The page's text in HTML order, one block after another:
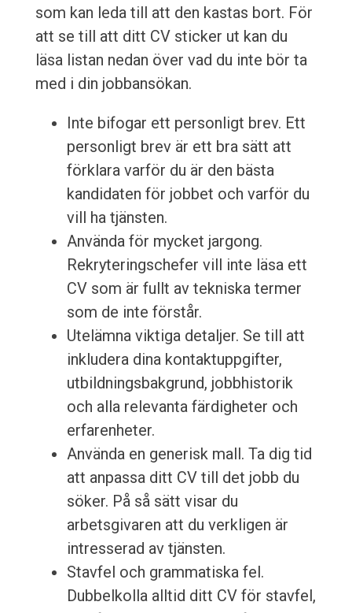
som kan leda till att den kastas bort. För
att se till att ditt CV sticker ut kan du
läsa listan nedan över vad du inte bör ta
med i din jobbansökan.
Inte bifogar ett personligt brev. Ett
personligt brev är ett bra sätt att
förklara varför du är den bästa
kandidaten för jobbet och varför du
vill ha tjänsten.
Använda för mycket jargong.
Rekryteringschefer vill inte läsa ett
CV som är fullt av tekniska termer
som de inte förstår.
Utelämna viktiga detaljer. Se till att
inkludera dina kontaktuppgifter,
utbildningsbakgrund, jobbhistorik
och alla relevanta färdigheter och
erfarenheter.
Använda en generisk mall. Ta dig tid
att anpassa ditt CV till det jobb du
söker. På så sätt visar du
arbetsgivaren att du verkligen är
intresserad av tjänsten.
Stavfel och grammatiska fel.
Dubbelkolla alltid ditt CV för stavfel,